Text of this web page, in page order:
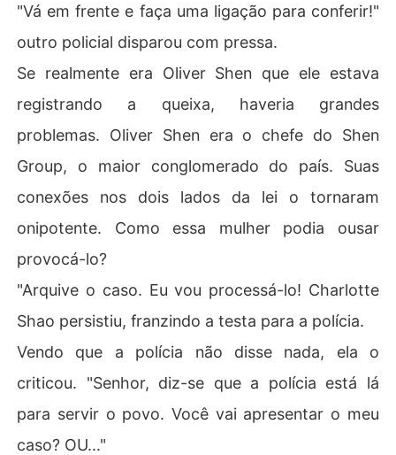
"Vá em frente e faça uma ligação para conferir!"
outro policial disparou com pressa.
Se realmente era Oliver Shen que ele estava
registrando a queixa, haveria grandes
problemas. Oliver Shen era o chefe do Shen
Group, o maior conglomerado do país. Suas
conexões nos dois lados da lei o tornaram
onipotente. Como essa mulher podia ousar
provocá-lo?
"Arquive o caso. Eu vou processá-lo! Charlotte
Shao persistiu, franzindo a testa para a polícia.
Vendo que a polícia não disse nada, ela o
criticou. "Senhor, diz-se que a polícia está lá
para servir o povo. Você vai apresentar o meu
caso? OU..."